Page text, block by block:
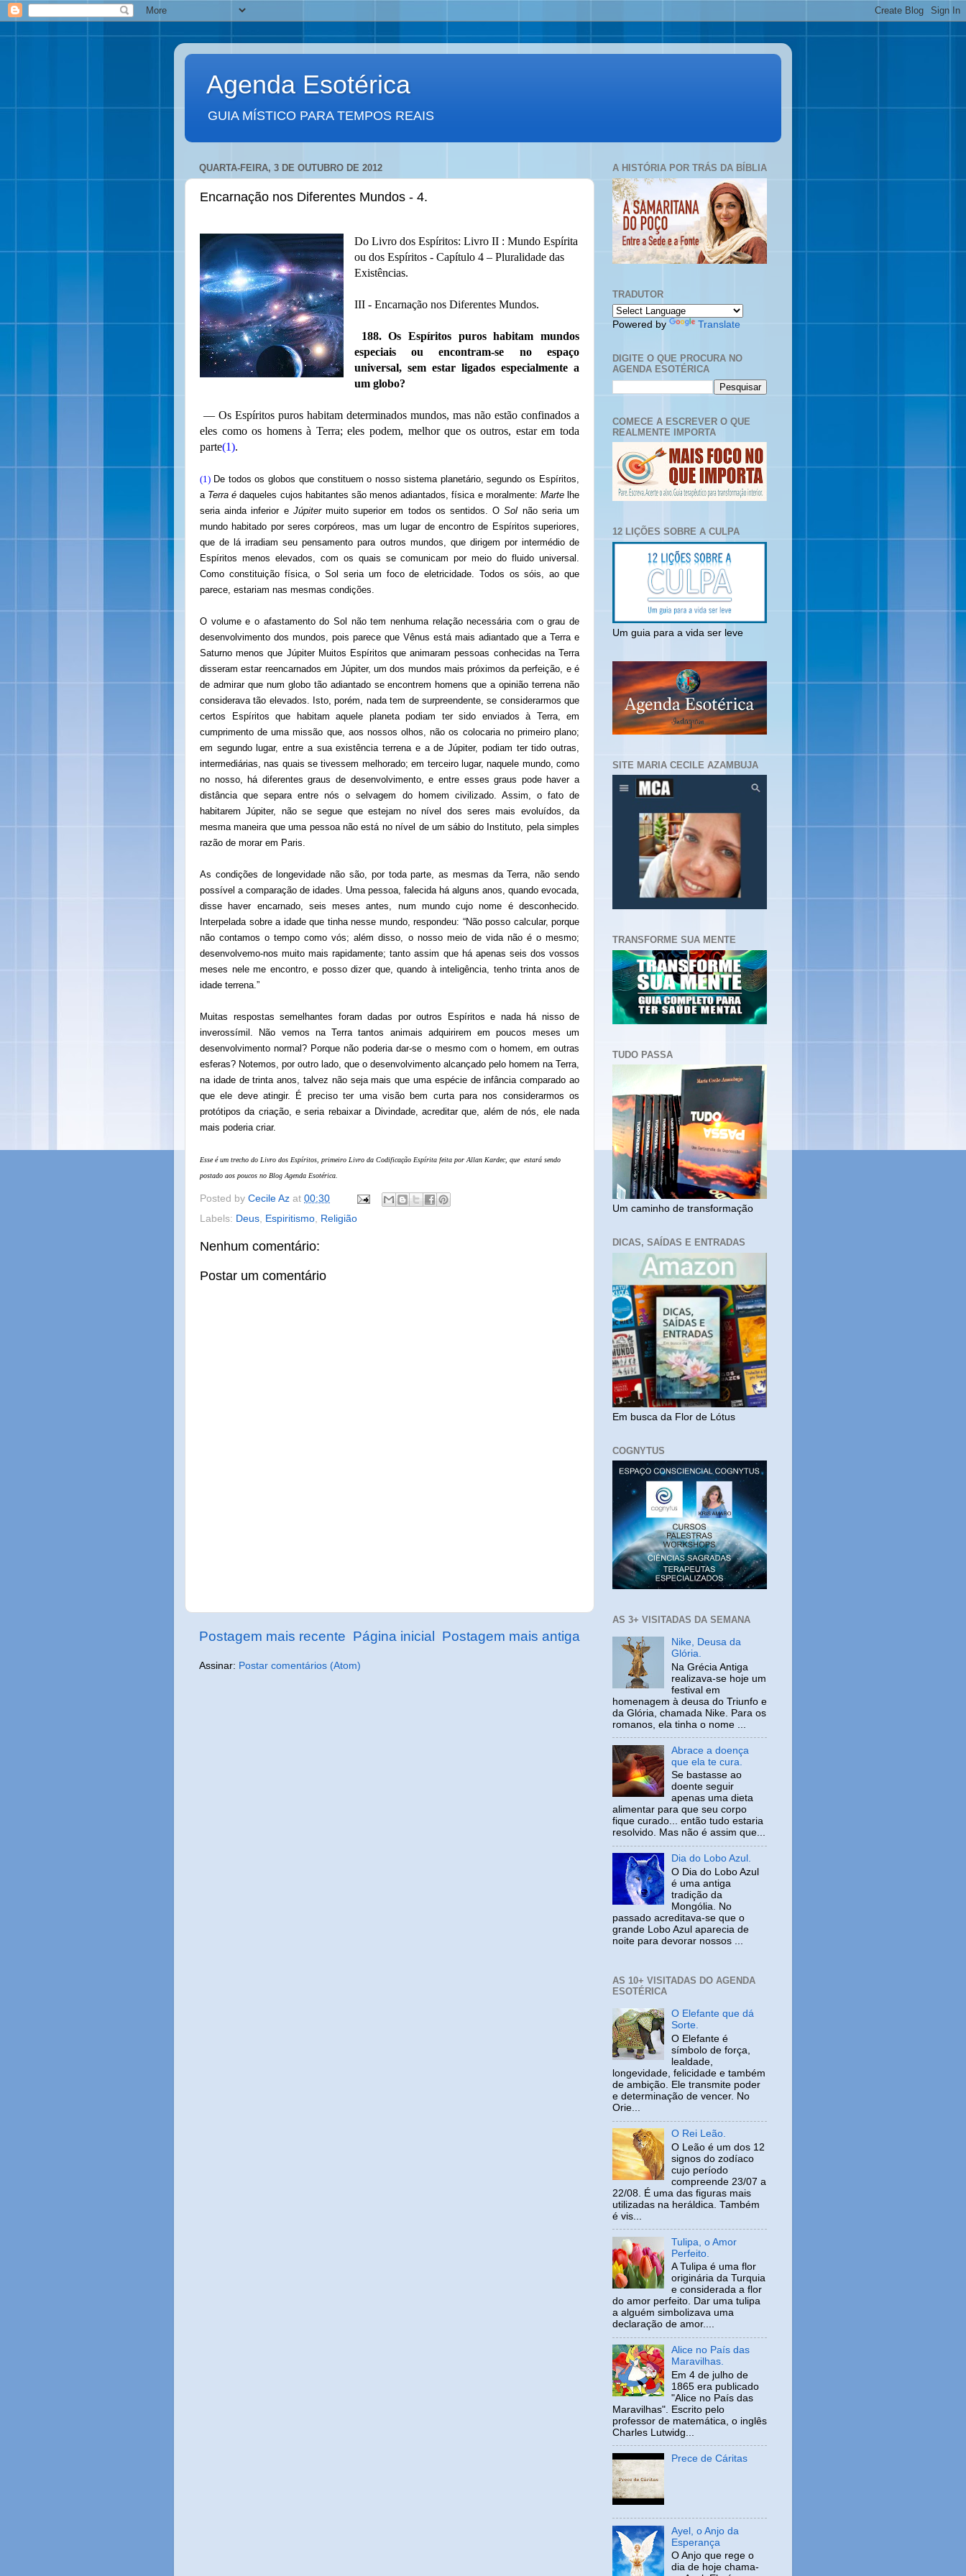
Agenda Esotérica
GUIA MÍSTICO PARA TEMPOS REAIS
QUARTA-FEIRA, 3 DE OUTUBRO DE 2012
Encarnação nos Diferentes Mundos - 4.
Do Livro dos Espíritos: Livro II : Mundo Espírita
ou dos Espíritos - Capítulo 4 – Pluralidade das
Existências.
III - Encarnação nos Diferentes Mundos.
188. Os Espíritos puros habitam mundos
especiais ou encontram-se no espaço
universal, sem estar ligados especialmente a
um globo?
— Os Espíritos puros habitam determinados mundos, mas não estão confinados a
eles como os homens à Terra; eles podem, melhor que os outros, estar em toda
parte(1).
(1) De todos os globos que constituem o nosso sistema planetário, segundo os Espíritos,
a Terra é daqueles cujos habitantes são menos adiantados, física e moralmente: Martelhe
seria ainda inferior e Júpitermuito superior em todos os sentidos. OSol não seria um
mundo habitado por seres corpóreos, mas um lugar de encontro de Espíritos superiores,
que de lá irradiam seu pensamento para outros mundos, que dirigem por intermédio de
Espíritos menos elevados, com os quais se comunicam por meio do fluido universal.
Como constituição física, o Sol seria um foco de eletricidade. Todos os sóis, ao que
parece, estariam nas mesmas condições.
O volume e o afastamento do Sol não tem nenhuma relação necessária com o grau de
desenvolvimento dos mundos, pois parece que Vênus está mais adiantado que a Terra e
Saturno menos que Júpiter Muitos Espíritos que animaram pessoas conhecidas na Terra
disseram estar reencarnados em Júpiter, um dos mundos mais próximos da perfeição, e é
de admirar que num globo tão adiantado se encontrem homens que a opinião terrena não
considerava tão elevados. Isto, porém, nada tem de surpreendente, se considerarmos que
certos Espíritos que habitam aquele planeta podiam ter sido enviados à Terra, em
cumprimento de uma missão que, aos nossos olhos, não os colocaria no primeiro plano;
em segundo lugar, entre a sua existência terrena e a de Júpiter, podiam ter tido outras,
intermediárias, nas quais se tivessem melhorado; em terceiro lugar, naquele mundo, como
no nosso, há diferentes graus de desenvolvimento, e entre esses graus pode haver a
distância que separa entre nós o selvagem do homem civilizado. Assim, o fato de
habitarem Júpiter, não se segue que estejam no nível dos seres mais evoluídos, da
mesma maneira que uma pessoa não está no nível de um sábio do Instituto, pela simples
razão de morar em Paris.
As condições de longevidade não são, por toda parte, as mesmas da Terra, não sendo
possível a comparação de idades. Uma pessoa, falecida há alguns anos, quando evocada,
disse haver encarnado, seis meses antes, num mundo cujo nome é desconhecido.
Interpelada sobre a idade que tinha nesse mundo, respondeu: “Não posso calcular, porque
não contamos o tempo como vós; além disso, o nosso meio de vida não é o mesmo;
desenvolvemo-nos muito mais rapidamente; tanto assim que há apenas seis dos vossos
meses nele me encontro, e posso dizer que, quando à inteligência, tenho trinta anos de
idade terrena.”
Muitas respostas semelhantes foram dadas por outros Espíritos e nada há nisso de
inverossímil. Não vemos na Terra tantos animais adquirirem em poucos meses um
desenvolvimento normal? Porque não poderia dar-se o mesmo com o homem, em outras
esferas? Notemos, por outro lado, que o desenvolvimento alcançado pelo homem na Terra,
na idade de trinta anos, talvez não seja mais que uma espécie de infância comparado ao
que ele deve atingir. É preciso ter uma visão bem curta para nos considerarmos os
protótipos da criação, e seria rebaixar a Divindade, acreditar que, além de nós, ele nada
mais poderia criar.
Esse é um trecho do Livro dos Espíritos, primeiro Livro da Codificação Espírita feita por Allan Kardec, que estará sendo
postado aos poucos no Blog Agenda Esotérica.
Posted by Cecile Az at 00:30
Labels: Deus Espiritismo Religião
Nenhum comentário:
Postar um comentário
Postagem mais recente Postagem mais antiga
Página inicial
Assinar: Postar comentários (Atom)
A HISTÓRIA POR TRÁS DA BÍBLIA
TRADUTOR
Powered by Translate
DIGITE O QUE PROCURA NO
AGENDA ESOTÉRICA
COMECE A ESCREVER O QUE
REALMENTE IMPORTA
12 LIÇÕES SOBRE A CULPA
Um guia para a vida ser leve
SITE MARIA CECILE AZAMBUJA
TRANSFORME SUA MENTE
TUDO PASSA
Um caminho de transformação
DICAS, SAÍDAS E ENTRADAS
Em busca da Flor de Lótus
COGNYTUS
AS 3+ VISITADAS DA SEMANA
Nike, Deusa da
Glória.
Na Grécia Antiga
realizava-se hoje um
festival em
homenagem à deusa do Triunfo e
da Glória, chamada Nike. Para os
romanos, ela tinha o nome ...
Abrace a doença
que ela te cura.
Se bastasse ao
doente seguir
apenas uma dieta
alimentar para que seu corpo
fique curado... então tudo estaria
resolvido. Mas não é assim que...
Dia do Lobo Azul.
O Dia do Lobo Azul
é uma antiga
tradição da
Mongólia. No
passado acreditava-se que o
grande Lobo Azul aparecia de
noite para devorar nossos ...
AS 10+ VISITADAS DO AGENDA
ESOTÉRICA
O Elefante que dá
Sorte.
O Elefante é
símbolo de força,
lealdade,
longevidade, felicidade e também
de ambição. Ele transmite poder
e determinação de vencer. No
Orie...
O Rei Leão.
O Leão é um dos 12
signos do zodíaco
cujo período
compreende 23/07 a
22/08. É uma das figuras mais
utilizadas na heráldica. Também
é vis...
Tulipa, o Amor
Perfeito.
A Tulipa é uma flor
originária da Turquia
e considerada a flor
do amor perfeito. Dar uma tulipa
a alguém simbolizava uma
declaração de amor....
Alice no País das
Maravilhas.
Em 4 de julho de
1865 era publicado
"Alice no País das
Maravilhas". Escrito pelo
professor de matemática, o inglês
Charles Lutwidg...
Prece de Cáritas
Ayel, o Anjo da
Esperança
O Anjo que rege o
dia de hoje chama-